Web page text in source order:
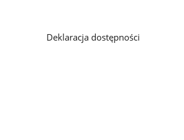
Deklaracja dostępności